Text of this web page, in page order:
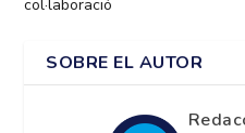
col·laboració
SOBRE EL AUTOR